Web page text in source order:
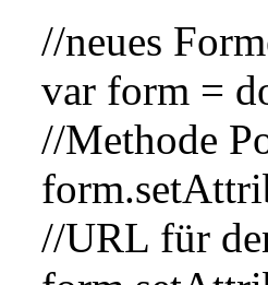
//neues
var form =
//Methode
//URL für